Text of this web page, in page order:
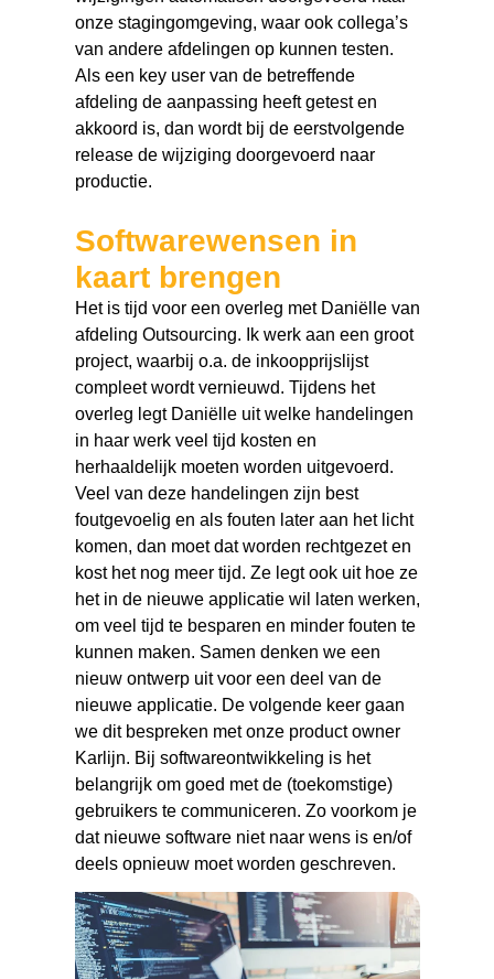
onze stagingomgeving, waar ook collega’s
van andere afdelingen op kunnen testen.
Als een key user van de betreffende
afdeling de aanpassing heeft getest en
akkoord is, dan wordt bij de eerstvolgende
release de wijziging doorgevoerd naar
productie.
Softwarewensen in
kaart brengen
Het is tijd voor een overleg met Daniëlle van
afdeling Outsourcing. Ik werk aan een groot
project, waarbij o.a. de inkoopprijslijst
compleet wordt vernieuwd. Tijdens het
overleg legt Daniëlle uit welke handelingen
in haar werk veel tijd kosten en
herhaaldelijk moeten worden uitgevoerd.
Veel van deze handelingen zijn best
foutgevoelig en als fouten later aan het licht
komen, dan moet dat worden rechtgezet en
kost het nog meer tijd. Ze legt ook uit hoe ze
het in de nieuwe applicatie wil laten werken,
om veel tijd te besparen en minder fouten te
kunnen maken. Samen denken we een
nieuw ontwerp uit voor een deel van de
nieuwe applicatie. De volgende keer gaan
we dit bespreken met onze product owner
Karlijn. Bij softwareontwikkeling is het
belangrijk om goed met de (toekomstige)
gebruikers te communiceren. Zo voorkom je
dat nieuwe software niet naar wens is en/of
deels opnieuw moet worden geschreven.